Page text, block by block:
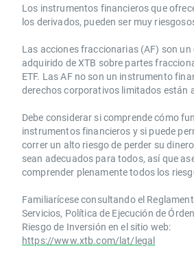
Los instrumentos financieros que
los derivados, pueden ser muy
Las acciones fraccionarias (AF) son
adquirido de XTB sobre partes
ETF. Las AF no son un instrumento
derechos corporativos limitados están
Debe considerar si comprende cómo
instrumentos financieros y si puede
correr un alto riesgo de perder su
sean adecuados para todos, así que
comprender plenamente todos los
Familiarícese consultando el
Servicios, Política de Ejecución de
Riesgo de Inversión en el sitio web:
https://www.xtb.com/lat/legal